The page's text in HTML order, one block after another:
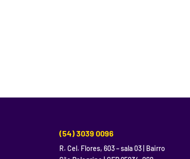
(54) 3039 0096
R. Cel. Flores, 603 – sala 03 | Bairro